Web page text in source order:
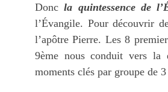
Donc la quintessence de
l’Évangile. Pour découvrir
l’apôtre Pierre. Les 8
9ème nous conduit vers la
moments clés par groupe de